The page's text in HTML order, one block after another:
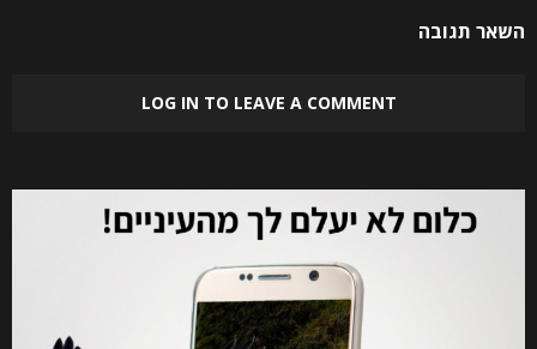
השאר תגובה
LOG IN TO LEAVE A COMMENT